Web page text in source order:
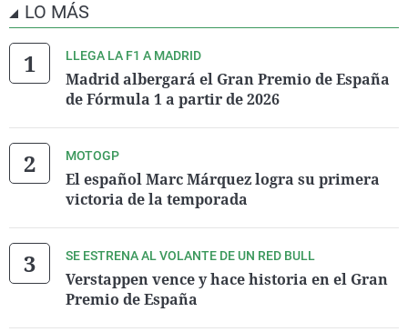
LO MÁS
LLEGA LA F1 A MADRID
Madrid albergará el Gran Premio de España
de Fórmula 1 a partir de 2026
MOTOGP
El español Marc Márquez logra su primera
victoria de la temporada
SE ESTRENA AL VOLANTE DE UN RED BULL
Verstappen vence y hace historia en el Gran
Premio de España